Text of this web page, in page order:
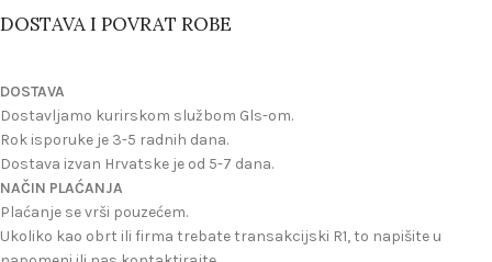
DOSTAVA I POVRAT ROBE
DOSTAVA
Dostavljamo kurirskom službom Gls-om.
Rok isporuke je 3-5 radnih dana.
Dostava izvan Hrvatske je od 5-7 dana.
NAČIN PLAĆANJA
Plaćanje se vrši pouzećem.
Ukoliko kao obrt ili firma trebate transakcijski R1, to napišite u